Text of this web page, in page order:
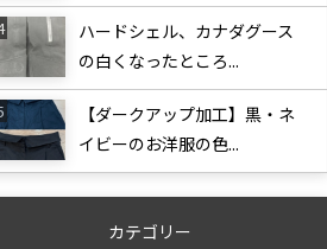
ハードシェル、カナダグース
の白くなったところ...
【ダークアップ加工】黒・ネ
イビーのお洋服の色...
カテゴリー